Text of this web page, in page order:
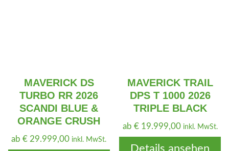
MAVERICK DS
TURBO RR 2026
SCANDI BLUE &
ORANGE CRUSH
ab€ 29.999,00 inkl. MwSt.
MAVERICK TRAIL
DPS T 1000 2026
TRIPLE BLACK
ab €19.999,00 inkl. MwSt.
Details ansehen